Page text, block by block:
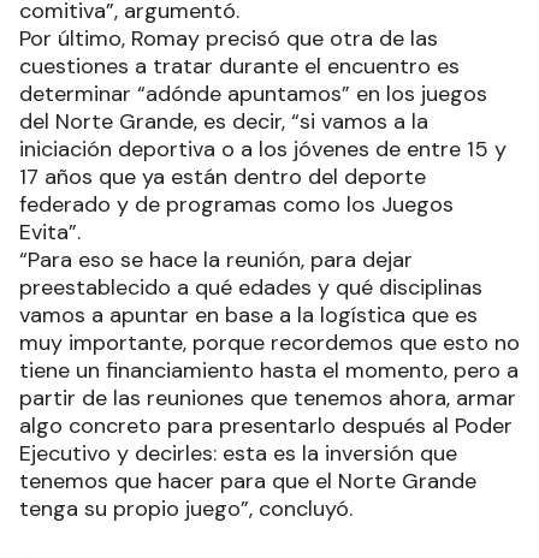
comitiva”, argumentó.
Por último, Romay precisó que otra de las
cuestiones a tratar durante el encuentro es
determinar “adónde apuntamos” en los juegos
del Norte Grande, es decir, “si vamos a la
iniciación deportiva o a los jóvenes de entre 15 y
17 años que ya están dentro del deporte
federado y de programas como los Juegos
Evita”.
“Para eso se hace la reunión, para dejar
preestablecido a qué edades y qué disciplinas
vamos a apuntar en base a la logística que es
muy importante, porque recordemos que esto no
tiene un financiamiento hasta el momento, pero a
partir de las reuniones que tenemos ahora, armar
algo concreto para presentarlo después al Poder
Ejecutivo y decirles: esta es la inversión que
tenemos que hacer para que el Norte Grande
tenga su propio juego”, concluyó.